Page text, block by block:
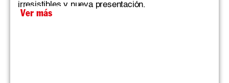
irresistibles y nueva presentación.
Ver más